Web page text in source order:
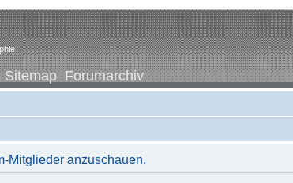
Sitemap Forumarchiv
Mitglieder anzuschauen.